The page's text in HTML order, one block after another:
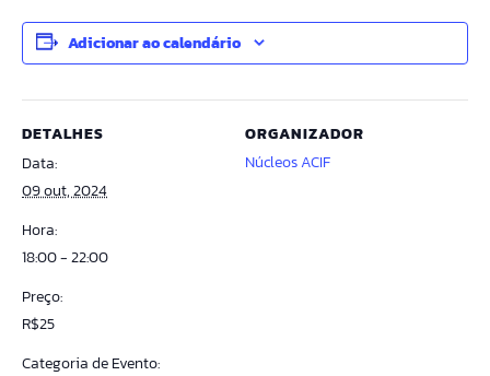
Adicionar ao calendário
DETALHES
Data:
09 out, 2024
Hora:
18:00 - 22:00
Preço:
R$25
Categoria de Evento:
ORGANIZADOR
Núcleos ACIF